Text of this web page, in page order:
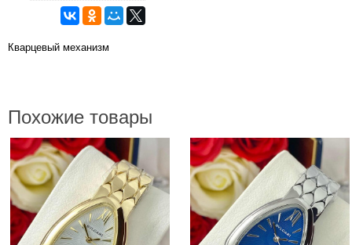
Кварцевый механизм
Похожие товары